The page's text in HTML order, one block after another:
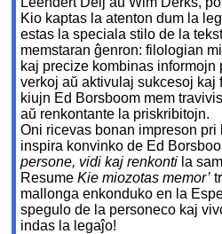
Kio kaptas la atenton dum la
estas la spe­ciala stilo de la
memstaran ĝenron: filologian
kaj precize kom­binas
verkoj aŭ aktivulaj sukcesoj kaj
kiujn Ed Borsboom mem
aŭ renkontante la priskribitojn.
Oni ricevas bonan impreson pri
inspira konvinko de Ed
persone, vidi kaj renkonti la
ResumeKie miozotas memor’
mallonga enkonduko en la
spe­gulo de la personeco kaj
indas la legaĵo!